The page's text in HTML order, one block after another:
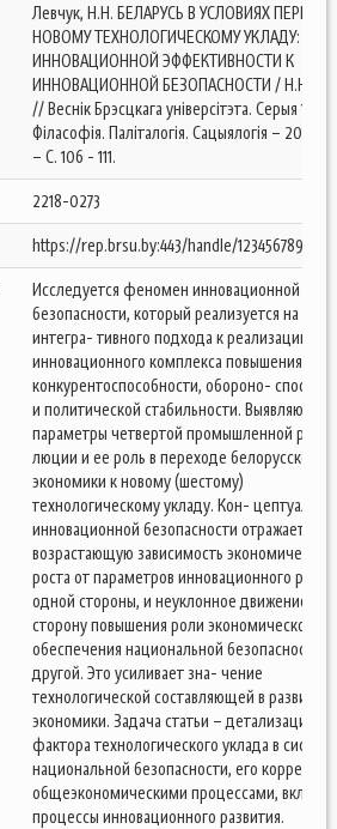
Левчук, Н.Н. БЕЛАРУСЬ В УСЛОВИЯХ
НОВОМУ ТЕХНОЛОГИЧЕСКОМУ УКЛАДУ: ОТ
ИННОВАЦИОННОЙ ЭФФЕКТИВНОСТИ К
ИННОВАЦИОННОЙ БЕЗОПАСНОСТИ / Н.Н.
// Веснік Брэсцкага універсітэта. Серыя 1.
Філасофія. Паліталогія. Сацыялогія – 2019.
– С. 106 - 111.
2218-0273
https://rep.brsu.by:443/handle/123456789/
Исследуется феномен инновационной
безопасности, который реализуется на
интегра- тивного подхода к реализации
инновационного комплекса повышения
конкурентоспособности, обороно-
и политической стабильности. Выявляются
параметры четвертой промышленной рево-
люции и ее роль в переходе белорусской
экономики к новому (шестому)
технологическому укладу. Кон-
инновационной безопасности отражает
возрастающую зависимость
роста от параметров инновационного
одной стороны, и неуклонное движение в
сторону повышения роли экономического
обеспечения национальной безопасности, с
другой. Это усиливает зна- чение
технологической составляющей в развитии
экономики. Задача статьи – детализация
фактора технологического уклада в
национальной безопасности, его
общеэкономическими процессами, включая
процессы инновационного развития.